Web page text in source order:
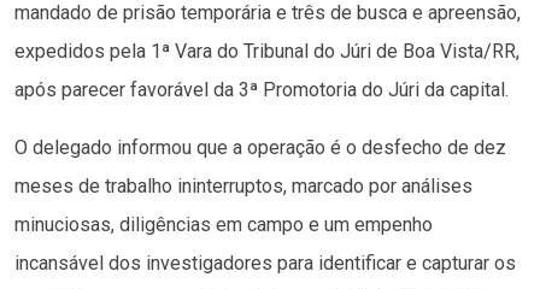
mandado de prisão temporária e três de busca e apreensão,
expedidos pela 1ª Vara do Tribunal do Júri de Boa Vista/RR,
após parecer favorável da 3ª Promotoria do Júri da capital.
O delegado informou que a operação é o desfecho de dez
meses de trabalho ininterruptos, marcado por análises
minuciosas, diligências em campo e um empenho
incansável dos investigadores para identificar e capturar os